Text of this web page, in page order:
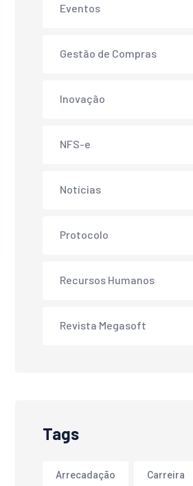
Eventos
Gestão de Compras
Inovação
NFS-e
Notícias
Protocolo
Recursos Humanos
Revista Megasoft
Tags
Arrecadação Carreira